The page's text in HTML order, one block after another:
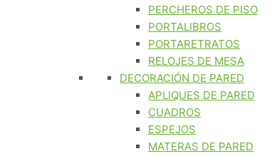
PERCHEROS DE PISO
PORTALIBROS
PORTARETRATOS
RELOJES DE MESA
DECORACIÓN DE PARED
APLIQUES DE PARED
CUADROS
ESPEJOS
MATERAS DE PARED